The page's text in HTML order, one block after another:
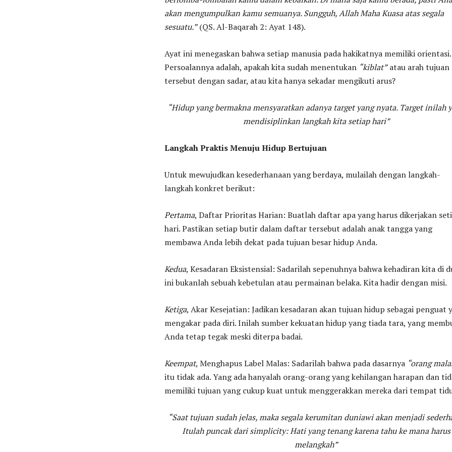
akan mengumpulkan kamu semuanya. Sungguh, Allah Maha Kuasa atas segala
sesuatu.”(QS. Al-Baqarah 2: Ayat 148).
Ayat ini menegaskan bahwa setiap manusia pada hakikatnya memiliki orientasi.
Persoalannya adalah, apakah kita sudah menentukan “kiblat”atau arah tujuan
tersebut dengan sadar, atau kita hanya sekadar mengikuti arus?
“Hidup yang bermakna mensyaratkan adanya target yang nyata. Target inilah
mendisiplinkan langkah kita setiap hari”
Langkah Praktis Menuju Hidup Bertujuan
Untuk mewujudkan kesederhanaan yang berdaya, mulailah dengan langkah-
langkah konkret berikut:
Pertama, Daftar Prioritas Harian: Buatlah daftar apa yang harus dikerjakan
hari. Pastikan setiap butir dalam daftar tersebut adalah anak tangga yang
membawa Anda lebih dekat pada tujuan besar hidup Anda.
Kedua, Kesadaran Eksistensial: Sadarilah sepenuhnya bahwa kehadiran kita di
ini bukanlah sebuah kebetulan atau permainan belaka. Kita hadir dengan misi.
Ketiga, Akar Kesejatian: Jadikan kesadaran akan tujuan hidup sebagai penguat
mengakar pada diri. Inilah sumber kekuatan hidup yang tiada tara, yang
Anda tetap tegak meski diterpa badai.
Keempat, Menghapus Label Malas: Sadarilah bahwa pada dasarnya “orang
itu tidak ada. Yang ada hanyalah orang-orang yang kehilangan harapan dan
memiliki tujuan yang cukup kuat untuk menggerakkan mereka dari tempat
“Saat tujuan sudah jelas, maka segala kerumitan duniawi akan menjadi
Itulah puncak dari simplicity: Hati yang tenang karena tahu ke mana harus
melangkah”